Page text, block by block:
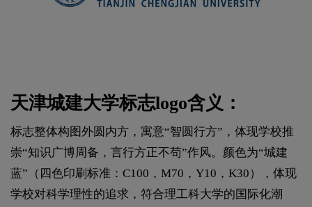
天津城建大学标志logo含义：
标志整体构图外圆内方，寓意“智圆行方”，体现学校推
崇“知识广博周备，言行方正不苟”作风。颜色为“城建
蓝”（四色印刷标准：C100，M70，Y10，K30），体现
学校对科学理性的追求，符合理工科大学的国际化潮